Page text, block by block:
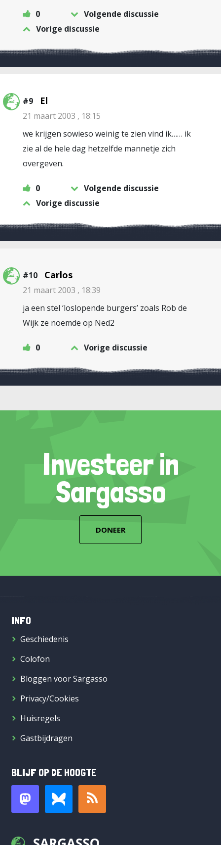
0
Volgende discussie
Vorige discussie
#9 El
21 maart 2003 , 18:15
we krijgen sowieso weinig te zien vind ik…… ik
zie al de hele dag hetzelfde mannetje zich
overgeven.
0
Volgende discussie
Vorige discussie
#10 Carlos
21 maart 2003 , 18:39
ja een stel ‘loslopende burgers’ zoals Rob de
Wijk ze noemde op Ned2
0 Vorige discussie
Investeer in
Sargasso
DONEER
INFO
Geschiedenis
Colofon
Bloggen voor Sargasso
Privacy/Cookies
Huisregels
Gastbijdragen
BLIJF OP DE HOOGTE